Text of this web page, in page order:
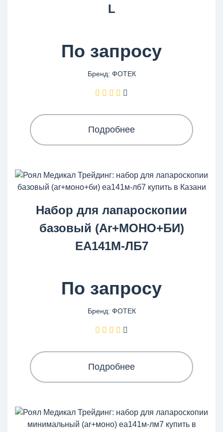
L
По запросу
Бренд: ФОТЕК
Подробнее
Набор для лапароскопии
базовый (Ar+МОНО+БИ)
ЕА141М-ЛБ7
По запросу
Бренд: ФОТЕК
Подробнее